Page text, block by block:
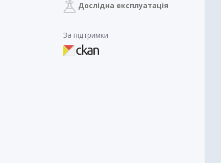
Дослідна експлуатація
За підтримки